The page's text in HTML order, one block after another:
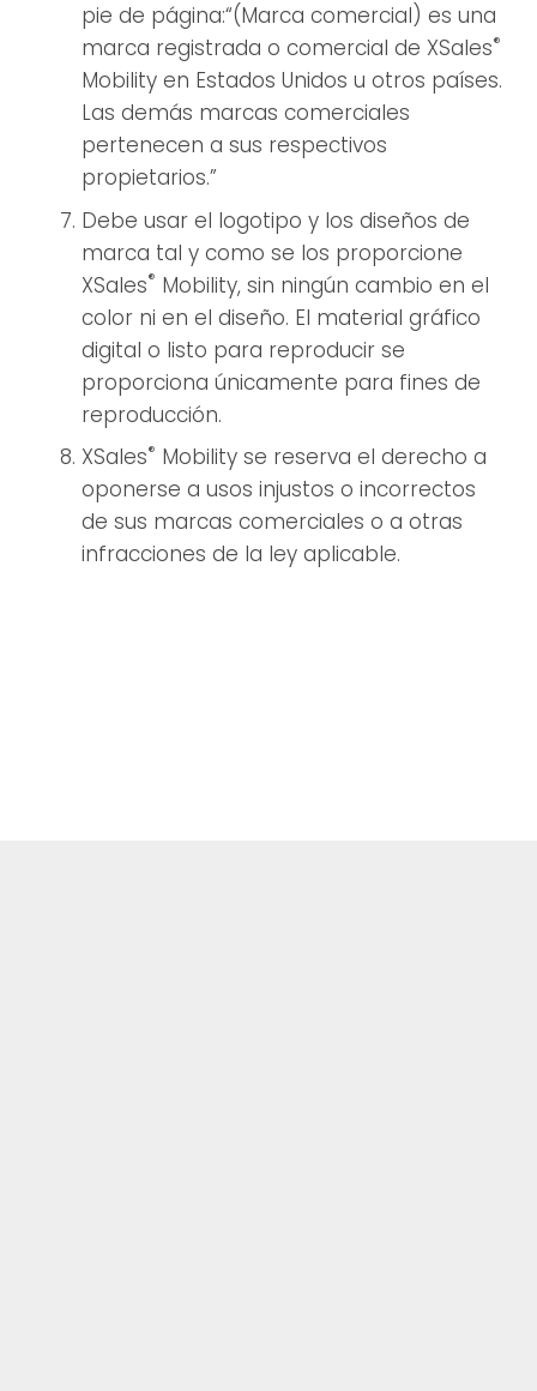
pie de página:“(Marca comercial) es una
marca registrada o comercial de XSales®
Mobility en Estados Unidos u otros países.
Las demás marcas comerciales
pertenecen a sus respectivos
propietarios.”
Debe usar el logotipo y los diseños de
marca tal y como se los proporcione
XSales® Mobility, sin ningún cambio en el
color ni en el diseño. El material gráfico
digital o listo para reproducir se
proporciona únicamente para fines de
reproducción.
XSales® Mobility se reserva el derecho a
oponerse a usos injustos o incorrectos
de sus marcas comerciales o a otras
infracciones de la ley aplicable.